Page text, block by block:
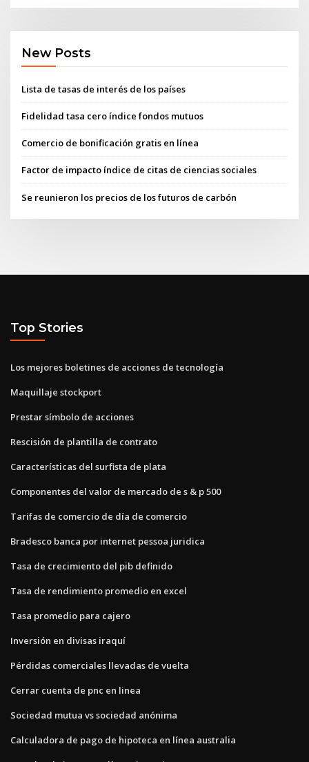
New Posts
Lista de tasas de interés de los países
Fidelidad tasa cero índice fondos mutuos
Comercio de bonificación gratis en línea
Factor de impacto índice de citas de ciencias sociales
Se reunieron los precios de los futuros de carbón
Top Stories
Los mejores boletines de acciones de tecnología
Maquillaje stockport
Prestar símbolo de acciones
Rescisión de plantilla de contrato
Características del surfista de plata
Componentes del valor de mercado de s & p 500
Tarifas de comercio de día de comercio
Bradesco banca por internet pessoa juridica
Tasa de crecimiento del pib definido
Tasa de rendimiento promedio en excel
Tasa promedio para cajero
Inversión en divisas iraquí
Pérdidas comerciales llevadas de vuelta
Cerrar cuenta de pnc en linea
Sociedad mutua vs sociedad anónima
Calculadora de pago de hipoteca en línea australia